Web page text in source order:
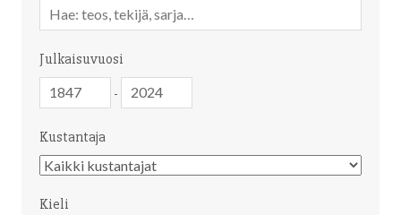
sanahaku
Julkaisuvuosi
-
Kustantaja
Kustantaja
Kieli